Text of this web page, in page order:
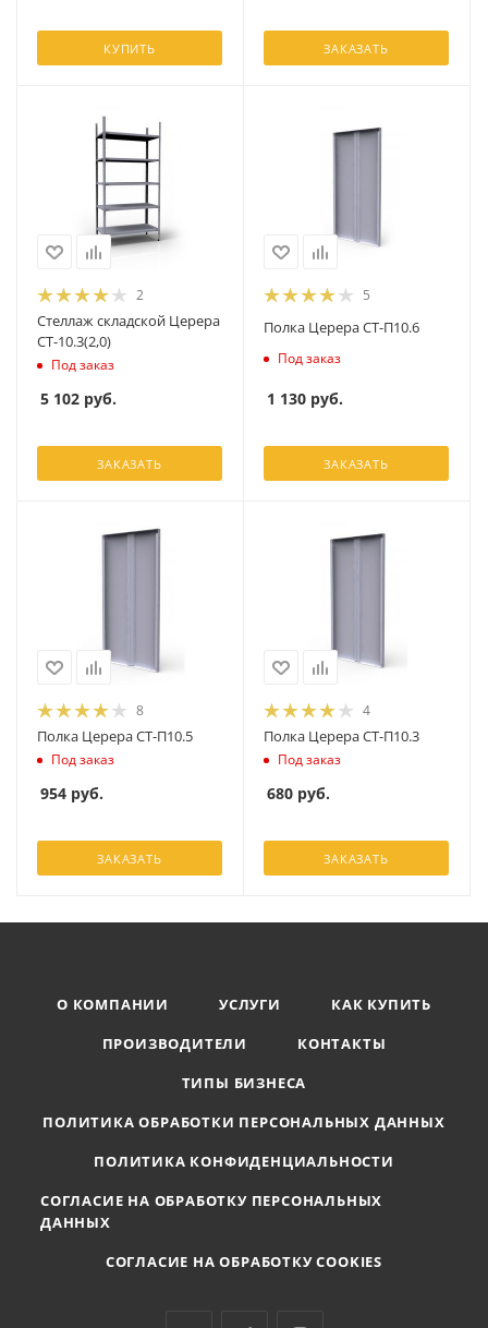
КУПИТЬ ЗАКАЗАТЬ
2
Стеллаж складской Церера
СТ-10.3(2,0)
Под заказ
5 102 руб.
ЗАКАЗАТЬ
5
Полка Церера СТ-П10.6
Под заказ
1 130 руб.
ЗАКАЗАТЬ
8
Полка Церера СТ-П10.5
Под заказ
954 руб.
ЗАКАЗАТЬ
4
Полка Церера СТ-П10.3
Под заказ
680 руб.
ЗАКАЗАТЬ
О КОМПАНИИ УСЛУГИ
КАК КУПИТЬ
ПРОИЗВОДИТЕЛИ
КОНТАКТЫ
ТИПЫ БИЗНЕСА
ПОЛИТИКА ОБРАБОТКИ ПЕРСОНАЛЬНЫХ ДАННЫХ
ПОЛИТИКА КОНФИДЕНЦИАЛЬНОСТИ
СОГЛАСИЕ НА ОБРАБОТКУ ПЕРСОНАЛЬНЫХ
ДАННЫХ
СОГЛАСИЕ НА ОБРАБОТКУ COOKIES